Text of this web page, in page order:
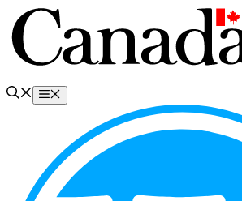
Перейти
содержимому
Меню